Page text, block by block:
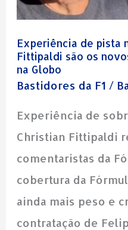
Experiência de pista
Fittipaldi são os
na Globo
Bastidores da F1 /
Experiência de
Christian Fittipaldi
comentaristas da
cobertura da
ainda mais peso e
contratação de
e
Fittipaldi
são
os
novos
comentaristas
da
F1
na
Globo